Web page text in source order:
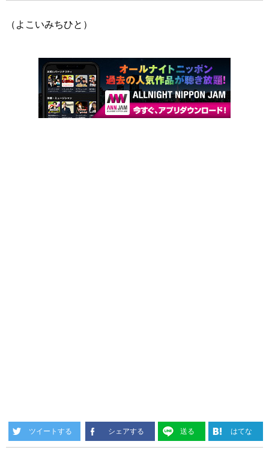
（よこいみちひと）
ツイートする シェアする 送る はてな